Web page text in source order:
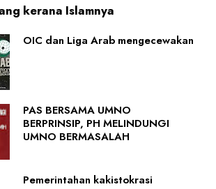
kerana Islamnya
OIC dan Liga Arab mengecewakan
PAS BERSAMA UMNO
BERPRINSIP, PH MELINDUNGI
UMNO BERMASALAH
Pemerintahan kakistokrasi